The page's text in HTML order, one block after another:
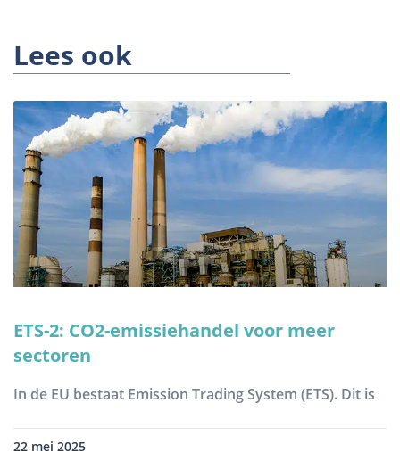
Lees ook
ETS-2: CO2-emissiehandel voor meer
sectoren
In de EU bestaat Emission Trading System (ETS). Dit is
22 mei 2025